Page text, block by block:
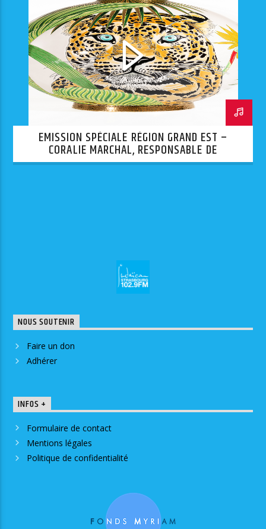
EMISSION SPÉCIALE RÉGION GRAND EST –
CORALIE MARCHAL, RESPONSABLE DE
PRODUCTION À LA MANUFACTURE DES EMAUX DE
NOUS SOUTENIR
Faire un don
Adhérer
INFOS +
Formulaire de contact
Mentions légales
Politique de confidentialité